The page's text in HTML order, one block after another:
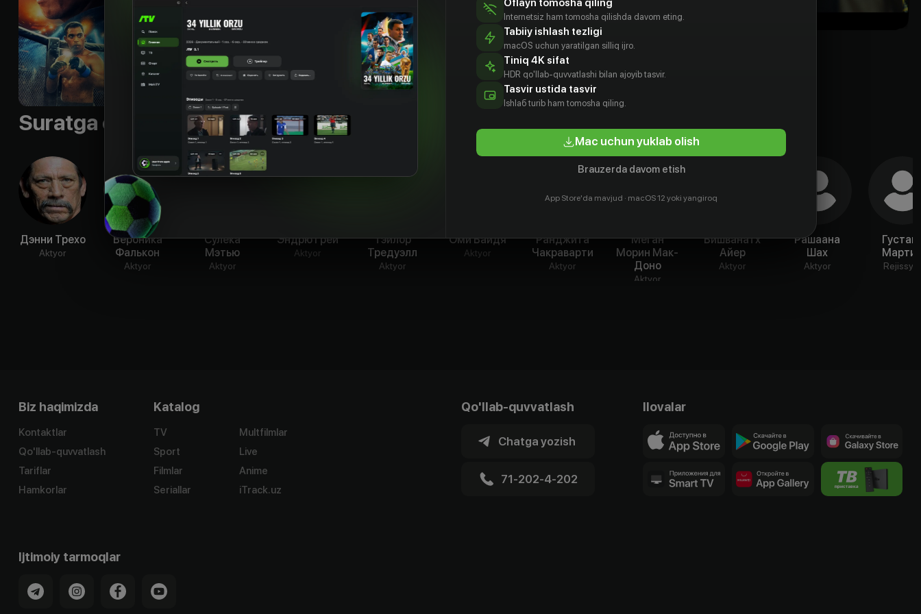
Sifati: HD
Suratga olish guruhi
Дэнни Трехо
Aktyor
Вероника
Фалькон
Aktyor
Сулека
Мэтью
Aktyor
Эндрю Грей
Aktyor
Тэйлор
Тредуэлл
Aktyor
Оми Вайдя
Aktyor
Ранджита
Чакраварти
Aktyor
Меган
Морин Мак-
Доно
Aktyor
Вишванатх
Айер
Aktyor
Рашаана
Шах
Aktyor Rejissyor
Biz haqimizda
Kontaktlar
Qo'llab-quvvatlash
Tariflar
Hamkorlar
Katalog
TV
Sport
Filmlar
Seriallar
Multfilmlar
Live
Anime
iTrack.uz
Qo'llab-quvvatlash
Chatga yozish
71-202-4-202
Ilovalar
Ijtimoiy tarmoqlar
Oflayn tomosha qiling
Internetsiz ham tomosha qilishda davom eting.
Tabiiy ishlash tezligi
macOS uchun yaratilgan silliq ijro.
Tiniq 4K sifat
HDR qo'llab-quvvatlashi bilan ajoyib tasvir.
Tasvir ustida tasvir
Ishlаб turib ham tomosha qiling.
Mac uchun yuklab olish
Brauzerda davom etish
App Store'da mavjud · macOS 12 yoki yangiroq